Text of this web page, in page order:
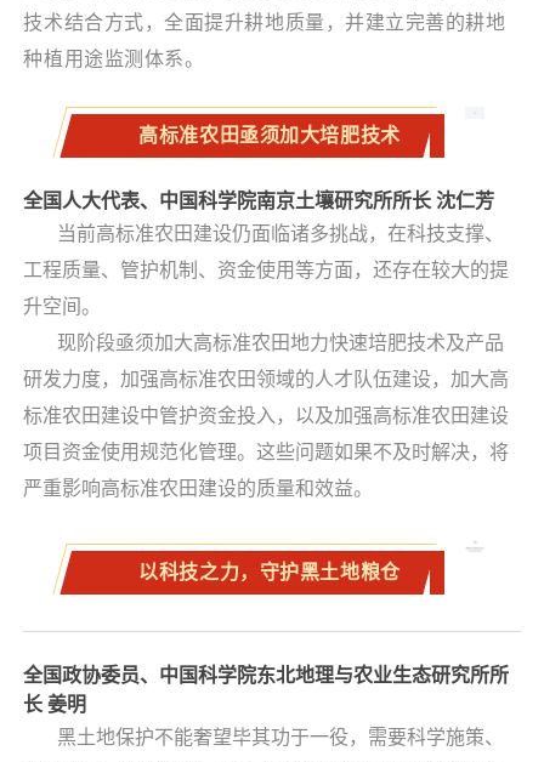
技术结合方式，全面提升耕地质量，并建立完善的耕地
种植用途监测体系。
高标准农田亟须加大培肥技术
全国人大代表、中国科学院南京土壤研究所所长 沈仁芳
当前高标准农田建设仍面临诸多挑战，在科技支撑、
工程质量、管护机制、资金使用等方面，还存在较大的提
升空间。
现阶段亟须加大高标准农田地力快速培肥技术及产品
研发力度，加强高标准农田领域的人才队伍建设，加大高
标准农田建设中管护资金投入，以及加强高标准农田建设
项目资金使用规范化管理。这些问题如果不及时解决，将
严重影响高标准农田建设的质量和效益。
以科技之力，守护黑土地粮仓
全国政协委员、中国科学院东北地理与农业生态研究所所
长 姜明
黑土地保护不能奢望毕其功于一役，需要科学施策、